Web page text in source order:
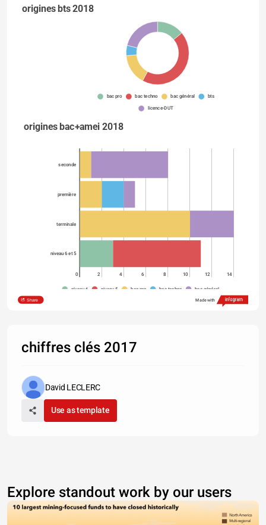
origines bts 2018
bac pro bac techno bac général bts
licence-DUT
origines bac+amei 2018
seconde
première
terminale
niveau 6 et 5
0 2 4 6 8 10 12 14
niveau 6 niveau 5 bac pro bac techno bac général
Share Made with
chiffres clés 2017
David LECLERC
Use as template
Explore standout work by our users